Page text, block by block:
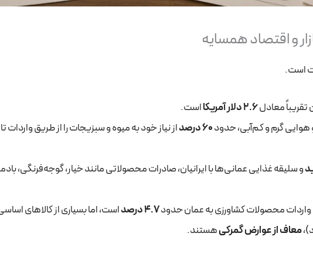
و اقتصاد همسایه
است.
2.6 دلار آمریکا
است.
گرم و کم‌آبی، حدود60 درصد
از نیاز خود به میوه و سبزیجات را از طریق واردات
و سلیقه غذایی عمانی‌ها با ایرانیان، صادرات محصولاتی مانند خیار، گوجه‌فرنگی،
واردات محصولات کشاورزی به عمان حدود4.7 درصد
است، اما بسیاری از کالاهای
معاف از عوارض گمرکیهستند.